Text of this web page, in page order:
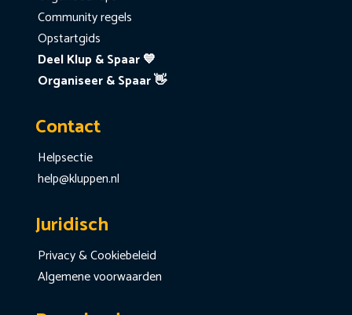
Community regels
Opstartgids
Deel Klup & Spaar 💙
Organiseer & Spaar 👋
Contact
Helpsectie
help@kluppen.nl
Juridisch
Privacy & Cookiebeleid
Algemene voorwaarden